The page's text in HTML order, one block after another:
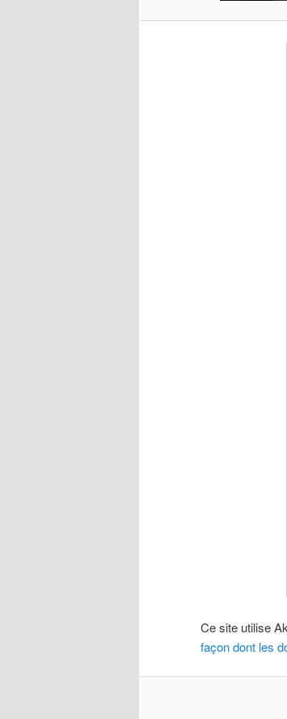
Ce site utilise
façon dont les